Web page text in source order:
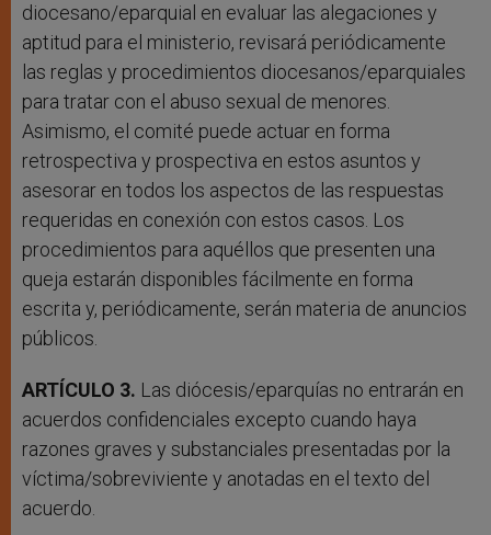
diocesano/eparquial en evaluar las alegaciones y
aptitud para el ministerio, revisará periódicamente
las reglas y procedimientos diocesanos/eparquiales
para tratar con el abuso sexual de menores.
Asimismo, el comité puede actuar en forma
retrospectiva y prospectiva en estos asuntos y
asesorar en todos los aspectos de las respuestas
requeridas en conexión con estos casos. Los
procedimientos para aquéllos que presenten una
queja estarán disponibles fácilmente en forma
escrita y, periódicamente, serán materia de anuncios
públicos.
ARTÍCULO 3. Las diócesis/eparquías no entrarán en
acuerdos confidenciales excepto cuando haya
razones graves y substanciales presentadas por la
víctima/sobreviviente y anotadas en el texto del
acuerdo.